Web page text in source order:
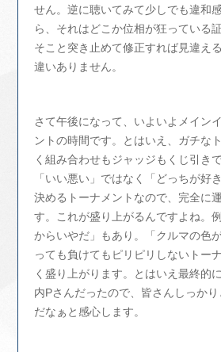
せん。逆に聴いてみて少しでも違和
ら、それはどこか位相が狂っている
そこと突き止めて修正すれば見違え
違いありません。
さて午後になって、いよいよメイン
ントの時間です。とはいえ、ガチな
く組み合わせもジャッジもくじ引き
「いい悪い」ではなく「どっちが好
決めるトーナメントなので、完全に
す。これが盛り上がるんですよね。
からいやだ」もあり。「クルマの色
っても負けてもピリピリしないトー
く盛り上がります。とはいえ最終的
内Pさんだったので、皆さんしっか
だなぁと感心します。